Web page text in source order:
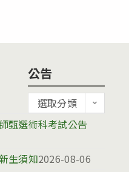
公告
告
選取分類
甄選術科考試公告
生須知2026-08-06